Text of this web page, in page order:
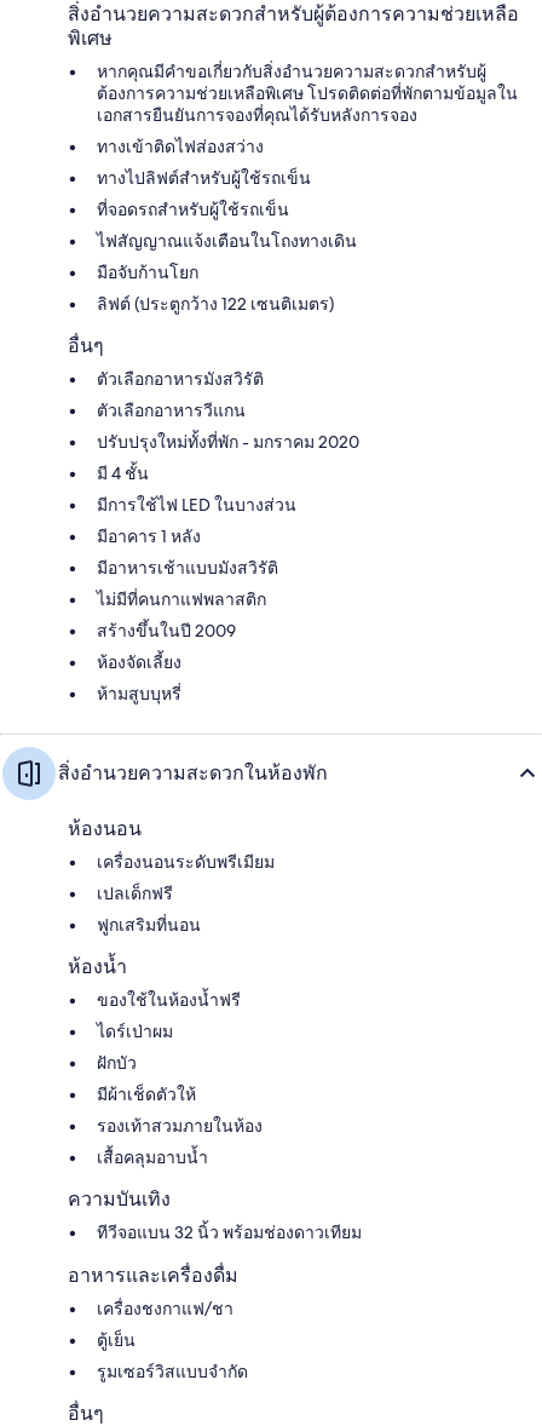
สิ่งอำนวยความสะดวกสำหรับผู้ต้องการความช่วยเหลือ
พิเศษ
หากคุณมีคำขอเกี่ยวกับสิ่งอำนวยความสะดวกสำหรับผู้
ต้องการความช่วยเหลือพิเศษ โปรดติดต่อที่พักตามข้อมูลใน
เอกสารยืนยันการจองที่คุณได้รับหลังการจอง
ทางเข้าติดไฟส่องสว่าง
ทางไปลิฟต์สำหรับผู้ใช้รถเข็น
ที่จอดรถสำหรับผู้ใช้รถเข็น
ไฟสัญญาณแจ้งเตือนในโถงทางเดิน
มือจับก้านโยก
ลิฟต์ (ประตูกว้าง 122 เซนติเมตร)
อื่นๆ
ตัวเลือกอาหารมังสวิรัติ
ตัวเลือกอาหารวีแกน
ปรับปรุงใหม่ทั้งที่พัก - มกราคม 2020
มี 4 ชั้น
มีการใช้ไฟ LED ในบางส่วน
มีอาคาร 1 หลัง
มีอาหารเช้าแบบมังสวิรัติ
ไม่มีที่คนกาแฟพลาสติก
สร้างขึ้นในปี 2009
ห้องจัดเลี้ยง
ห้ามสูบบุหรี่
สิ่งอำนวยความสะดวกในห้องพัก
ห้องนอน
เครื่องนอนระดับพรีเมียม
เปลเด็กฟรี
ฟูกเสริมที่นอน
ห้องน้ำ
ของใช้ในห้องน้ำฟรี
ไดร์เป่าผม
ฝักบัว
มีผ้าเช็ดตัวให้
รองเท้าสวมภายในห้อง
เสื้อคลุมอาบน้ำ
ความบันเทิง
ทีวีจอแบน 32 นิ้ว พร้อมช่องดาวเทียม
อาหารและเครื่องดื่ม
เครื่องชงกาแฟ/ชา
ตู้เย็น
รูมเซอร์วิสแบบจำกัด
อื่นๆ